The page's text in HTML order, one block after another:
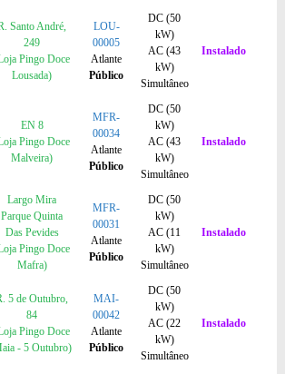
Santo André,
249
Pingo Doce
Lousada)
LOU-
00005
Atlante
Público
DC (50
kW)
AC (43
kW)
Simultâneo
Instalado
EN 8
Pingo Doce
Malveira)
MFR-
00034
Atlante
Público
DC (50
kW)
AC (43
kW)
Simultâneo
Instalado
Largo Mira
Parque Quinta
Das Pevides
Pingo Doce
Mafra)
MFR-
00031
Atlante
Público
DC (50
kW)
AC (11
kW)
Simultâneo
Instalado
5 de Outubro,
84
Pingo Doce
- 5 Outubro)
MAI-
00042
Atlante
Público
DC (50
kW)
AC (22
kW)
Simultâneo
Instalado